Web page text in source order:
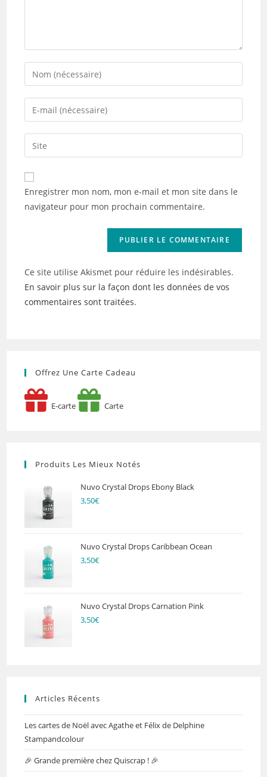
Enter
your
name
comment
Enter
your
email
address
comment
Saisir
l’URL
de
votre
(facultatif)
Enregistrer mon nom, mon e-mail et mon site dans le
navigateur pour mon prochain commentaire.
Ce site utilise Akismet pour réduire les indésirables.
En savoir plus sur la façon dont les données de vos
commentaires sont traitées.
Offrez Une Carte Cadeau
E-carte Carte
Produits Les Mieux Notés
Nuvo Crystal Drops Ebony Black
3,50€
Nuvo Crystal Drops Caribbean Ocean
3,50€
Nuvo Crystal Drops Carnation Pink
3,50€
Articles Récents
Les cartes de Noël avec Agathe et Félix de Delphine
Stampandcolour
🎉 Grande première chez Quiscrap ! 🎉